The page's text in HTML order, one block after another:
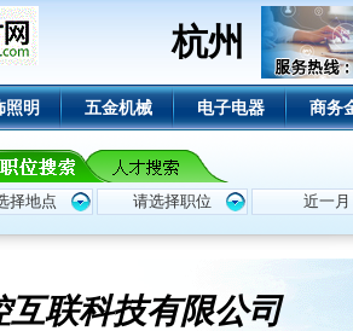
杭州
照明 五金机械 电子电器 商务
互联科技有限公司